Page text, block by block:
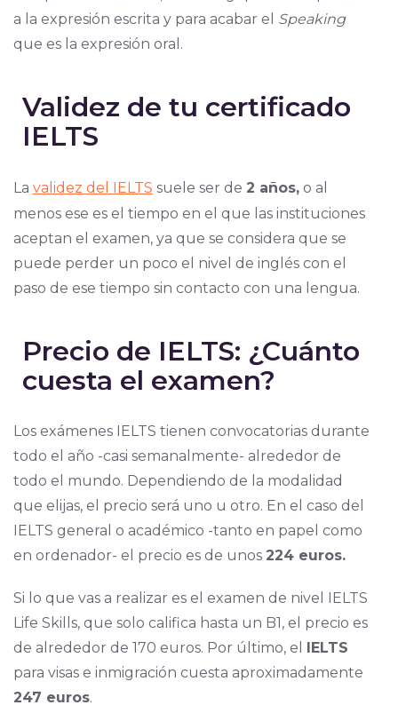
a la expresión escrita y para acabar el Speaking
que es la expresión oral.
Validez de tu certificado
IELTS
La validez del IELTS suele ser de 2 años,o al
menos ese es el tiempo en el que las instituciones
aceptan el examen, ya que se considera que se
puede perder un poco el nivel de inglés con el
paso de ese tiempo sin contacto con una lengua.
Precio de IELTS: ¿Cuánto
cuesta el examen?
Los exámenes IELTS tienen convocatorias durante
todo el año -casi semanalmente- alrededor de
todo el mundo. Dependiendo de la modalidad
que elijas,el precio será uno u otro. En el caso del
IELTS general o académico -tanto en papel como
en ordenador- el precio es de unos 224 euros.
Si lo que vas a realizar es el examen de nivel IELTS
Life Skills, que solo califica hasta un B1, el precio es
de alrededor de 170 euros. Por último, el IELTS
para visas e inmigración cuesta aproximadamente
247 euros.